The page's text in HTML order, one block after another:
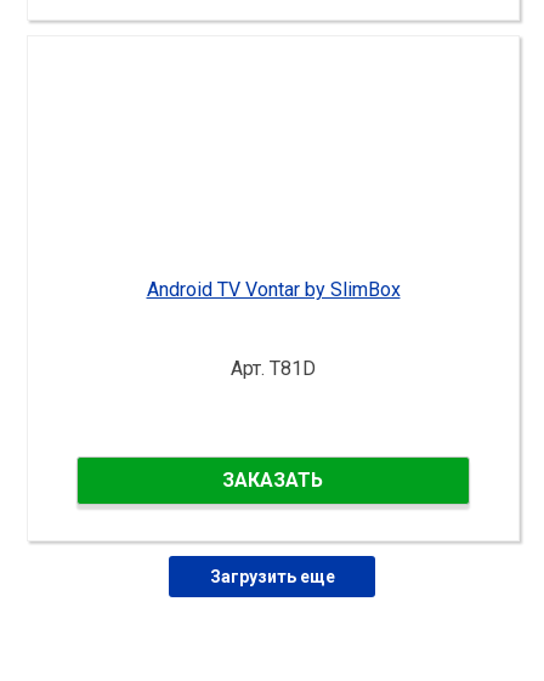
Android TV Vontar by SlimBox
Арт. T81D
ЗАКАЗАТЬ
Загрузить еще